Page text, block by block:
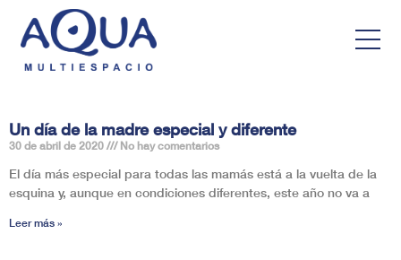
Un día de la madre especial y diferente
30 de abril de 2020 No hay comentarios
El día más especial para todas las mamás está a la vuelta de la
esquina y, aunque en condiciones diferentes, este año no va a
Leer más »